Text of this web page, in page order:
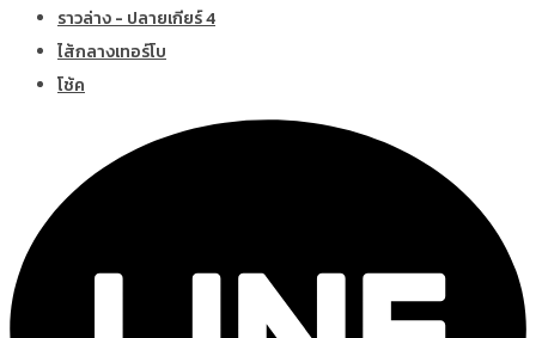
ราวล่าง - ปลายเกียร์ 4
ไส้กลางเทอร์โบ
โช้ค